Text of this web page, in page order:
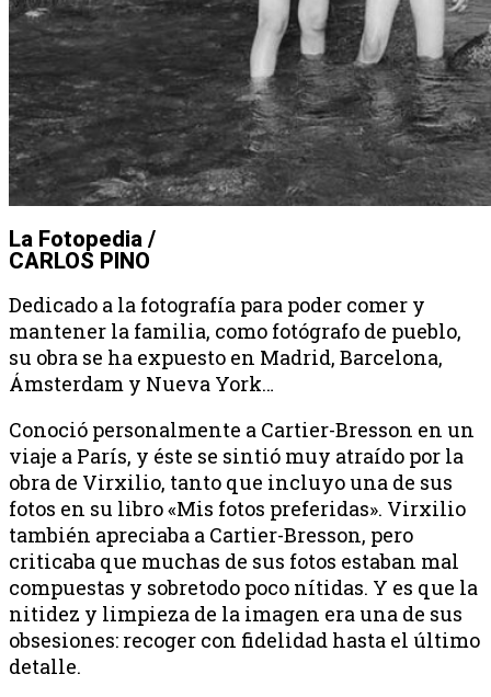
La Fotopedia /
CARLOS PINO
Dedicado a la fotografía para poder comer y
mantener la familia, como fotógrafo de pueblo,
su obra se ha expuesto en Madrid, Barcelona,
Ámsterdam y Nueva York…
Conoció personalmente a Cartier-Bresson en un
viaje a París, y éste se sintió muy atraído por la
obra de Virxilio, tanto que incluyo una de sus
fotos en su libro «Mis fotos preferidas». Virxilio
también apreciaba a Cartier-Bresson, pero
criticaba que muchas de sus fotos estaban mal
compuestas y sobretodo poco nítidas. Y es que la
nitidez y limpieza de la imagen era una de sus
obsesiones: recoger con fidelidad hasta el último
detalle.